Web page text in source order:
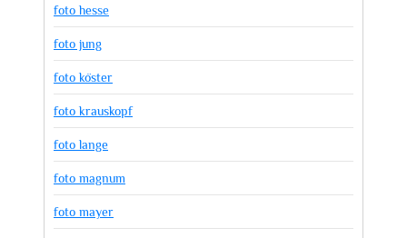
foto hesse
foto jung
foto köster
foto krauskopf
foto lange
foto magnum
foto mayer